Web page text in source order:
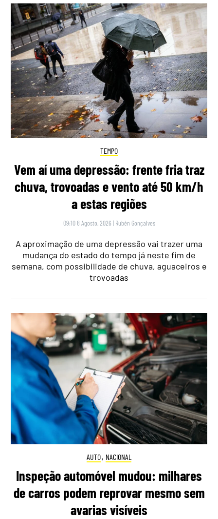
TEMPO
Vem aí uma depressão: frente fria traz
chuva, trovoadas e vento até 50 km/h
a estas regiões
09:10 8 Agosto, 2026 | Rubén Gonçalves
A aproximação de uma depressão vai trazer uma
mudança do estado do tempo já neste fim de
semana, com possibilidade de chuva, aguaceiros e
trovoadas
AUTO, NACIONAL
Inspeção automóvel mudou: milhares
de carros podem reprovar mesmo sem
avarias visíveis